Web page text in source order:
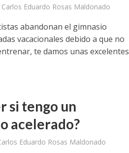
Carlos Eduardo Rosas Maldonado
abandonan el gimnasio
vacacionales debido a que no
te damos unas excelentes
si tengo un
acelerado?
Eduardo Rosas Maldonado